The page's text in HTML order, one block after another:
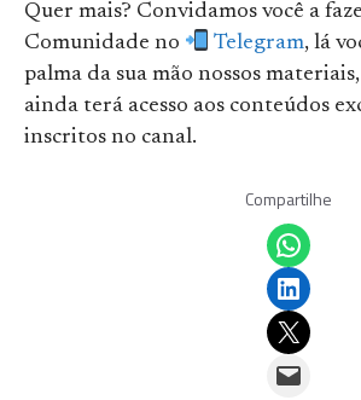
Quer mais? Convidamos você a
Comunidade no
Telegram, lá
palma da sua mão nossos
ainda terá acesso aos conteúdos
inscritos no canal.
Compartilhe
Share on
Share on LinkedIn
Email this Page
Email this Page